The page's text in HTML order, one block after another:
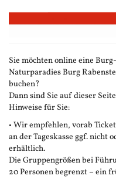
Zum
Haupt-
Sie möchten online eine
Naturparadies Burg
buchen?
Dann sind Sie auf dieser
Hinweise für Sie:
• Wir empfehlen, vorab
an der Tageskasse ggf. nicht
erhältlich.
Die Gruppengrößen bei
20 Personen begrenzt – ein